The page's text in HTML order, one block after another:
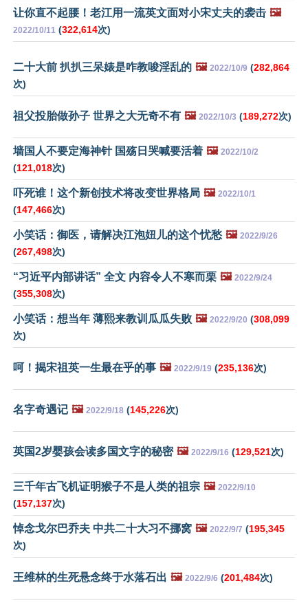
让你直不起腰！老江用一流英文面对小宋丈夫的袭击 🖼️
2022/10/11 (322,614次)
二十大前 扒扒三呆婊是咋教唆淫乱的 🖼️ 2022/10/9 (282,864
次)
祖父投胎做孙子 世界之大无奇不有 🖼️ 2022/10/3 (189,272次)
墙国人不要定海神针 国殇日哭喊要活着 🖼️ 2022/10/2
(121,018次)
吓死谁！这个新创技术将改变世界格局 🖼️ 2022/10/1
(147,466次)
小笑话：御医，请解决江泡妞儿的这个忧愁 🖼️ 2022/9/26
(267,498次)
“习近平内部讲话” 全文 内容令人不寒而栗 🖼️ 2022/9/24
(355,308次)
小笑话：想当年 薄熙来教训瓜瓜失败 🖼️ 2022/9/20 (308,099
次)
呵！揭宋祖英一生最在乎的事 🖼️ 2022/9/19 (235,136次)
名字奇遇记 🖼️ 2022/9/18 (145,226次)
英国2岁婴孩会读多国文字的秘密 🖼️ 2022/9/16 (129,521次)
三千年古飞机证明猴子不是人类的祖宗 🖼️ 2022/9/10
(157,137次)
悼念戈尔巴乔夫 中共二十大习不挪窝 🖼️ 2022/9/7 (195,345
次)
王维林的生死悬念终于水落石出 🖼️ 2022/9/6 (201,484次)